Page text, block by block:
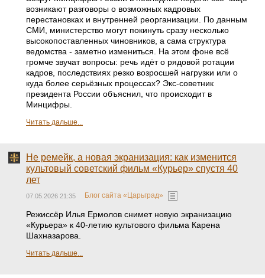
возникают разговоры о возможных кадровых
перестановках и внутренней реорганизации. По данным
СМИ, министерство могут покинуть сразу несколько
высокопоставленных чиновников, а сама структура
ведомства - заметно измениться. На этом фоне всё
громче звучат вопросы: речь идёт о рядовой ротации
кадров, последствиях резко возросшей нагрузки или о
куда более серьёзных процессах? Экс-советник
президента России объяснил, что происходит в
Минцифры.
Читать дальше...
Не ремейк, а новая экранизация: как изменится
культовый советский фильм «Курьер» спустя 40
лет
07.05.2026 21:35 Блог сайта «Царьград»
Режиссёр Илья Ермолов снимет новую экранизацию
«Курьера» к 40-летию культового фильма Карена
Шахназарова.
Читать дальше...